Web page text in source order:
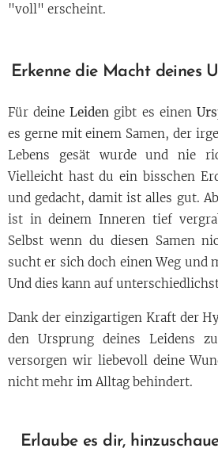
"voll" erscheint.
Erkenne die Macht deines
Für deineLeiden gibt es einen
es gerne mit einem Samen, der
Lebens gesät wurde und nie
Vielleicht hast du ein bisschen
und gedacht, damit ist alles gut.
ist in deinem Inneren tief
Selbst wenn du diesen Samen
sucht er sich doch einen Weg und
Und dies kann auf
Dank der einzigartigen Kraft der
den Ursprung deines Leidens
versorgen wir liebevoll deine
nicht mehr im Alltag behindert.
Erlaube es dir,